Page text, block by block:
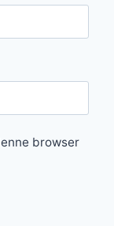
browser